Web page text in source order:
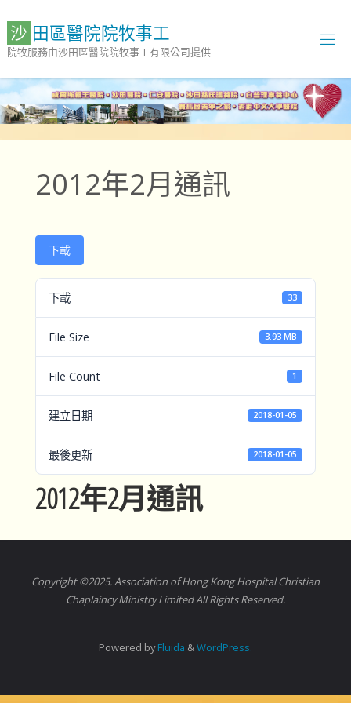
content
沙 田區醫院院牧事工
院牧服務由沙田區醫院院牧事工有限公司提供
2012年2月通訊
下載
下載 33
File Size 3.93 MB
File Count 1
建立日期 2018-01-05
最後更新 2018-01-05
2012年2月通訊
Copyright ©2025. Association of Hong Kong Hospital Christian
Chaplaincy Ministry Limited All Rights Reserved.
Powered byFluida &WordPress.